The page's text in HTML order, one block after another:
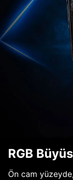
RGB
Ön cam